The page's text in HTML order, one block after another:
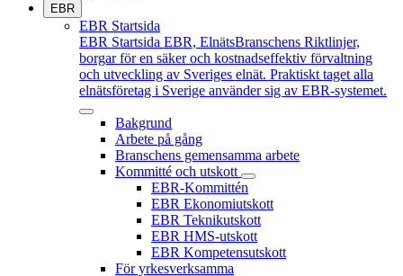
EBR
EBR Startsida
EBR Startsida EBR, ElnätsBranschens Riktlinjer,
borgar för en säker och kostnadseffektiv förvaltning
och utveckling av Sveriges elnät. Praktiskt taget alla
elnätsföretag i Sverige använder sig av EBR-systemet.
Bakgrund
Arbete på gång
Branschens gemensamma arbete
Kommitté och utskott
EBR-Kommittén
EBR Ekonomiutskott
EBR Teknikutskott
EBR HMS-utskott
EBR Kompetensutskott
För yrkesverksamma